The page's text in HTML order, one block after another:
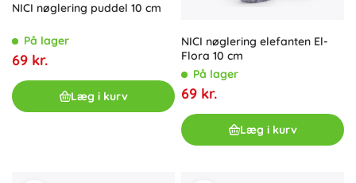
NICI nøglering puddel 10 cm
På lager
69 kr.
Læg i kurv
NICI nøglering elefanten El-
Flora 10 cm
På lager
69 kr.
Læg i kurv